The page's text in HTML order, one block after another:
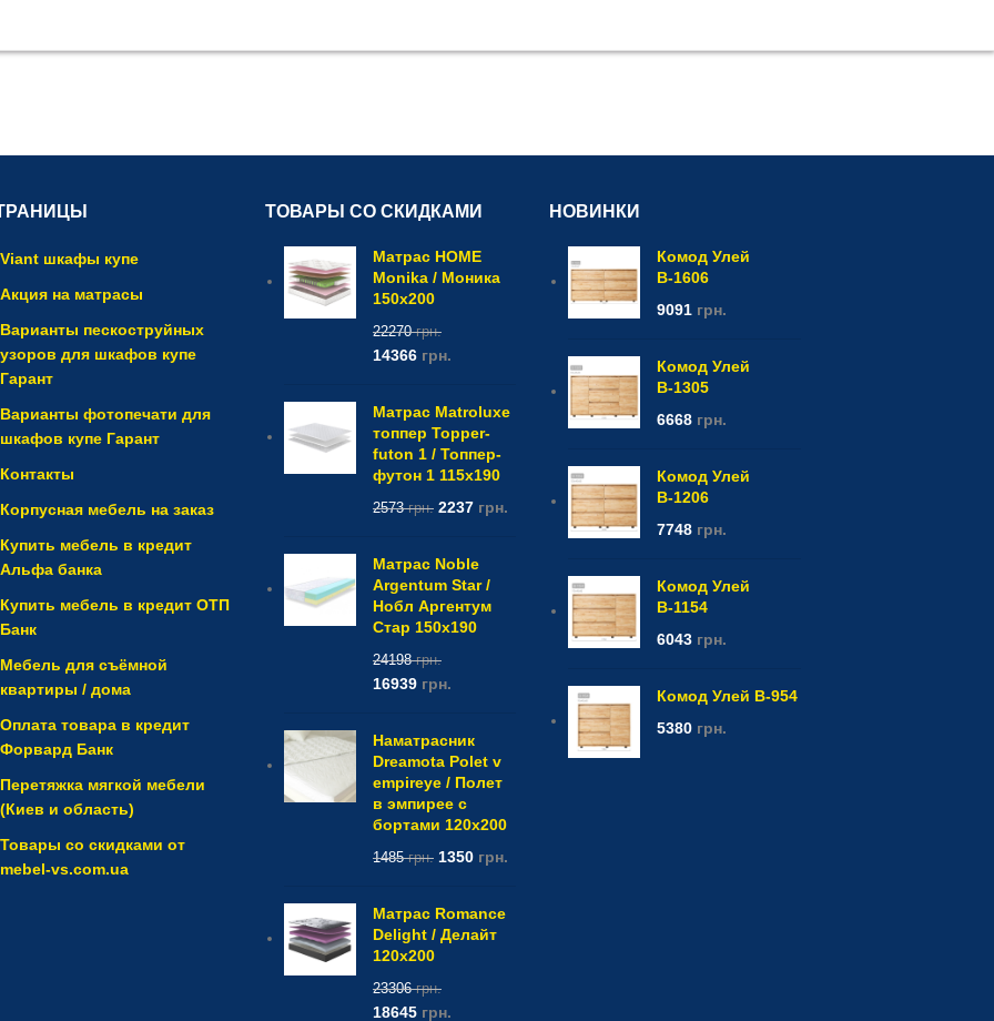
Viant шкафы купе
Акция на матрасы
Варианты пескоструйных
узоров для шкафов купе
Гарант
Варианты фотопечати для
шкафов купе Гарант
Контакты
Корпусная мебель на заказ
Купить мебель в кредит
Альфа банка
Купить мебель в кредит ОТП
Банк
Мебель для съёмной
квартиры / дома
Оплата товара в кредит
Форвард Банк
Перетяжка мягкой мебели
(Киев и область)
Товары со скидками от
mebel-vs.com.ua
ТОВАРЫ СО СКИДКАМИ
Матрас HOME
Monika / Моника
150x200
22270грн.
14366 грн.
Матрас Matroluxe
топпер Topper-
futon 1 / Топпер-
футон 1 115x190
2573грн. 2237 грн.
Матрас Noble
Argentum Star /
Нобл Аргентум
Стар 150x190
24198грн.
16939 грн.
Наматрасник
Dreamota Polet v
empireye / Полет
в эмпирее с
бортами 120x200
1485грн. 1350 грн.
Матрас Romance
Delight / Делайт
120x200
23306грн.
18645 грн.
НОВИНКИ
Комод Улей
В-1606
9091 грн.
Комод Улей
В-1305
6668 грн.
Комод Улей
В-1206
7748 грн.
Комод Улей
В-1154
6043 грн.
Комод Улей В-954
5380 грн.